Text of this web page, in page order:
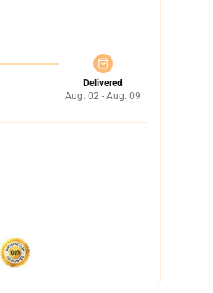
Delivered
Aug. 02 - Aug. 09